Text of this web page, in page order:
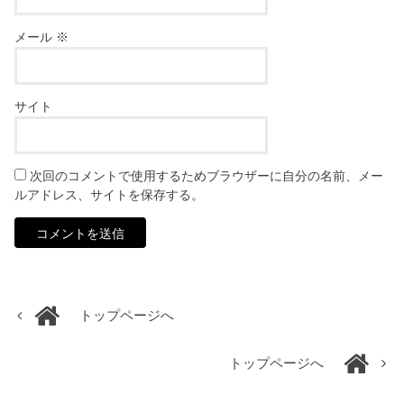
メール ※
サイト
次回のコメントで使用するためブラウザーに自分の名前、メー
ルアドレス、サイトを保存する。
トップページへ
トップページへ